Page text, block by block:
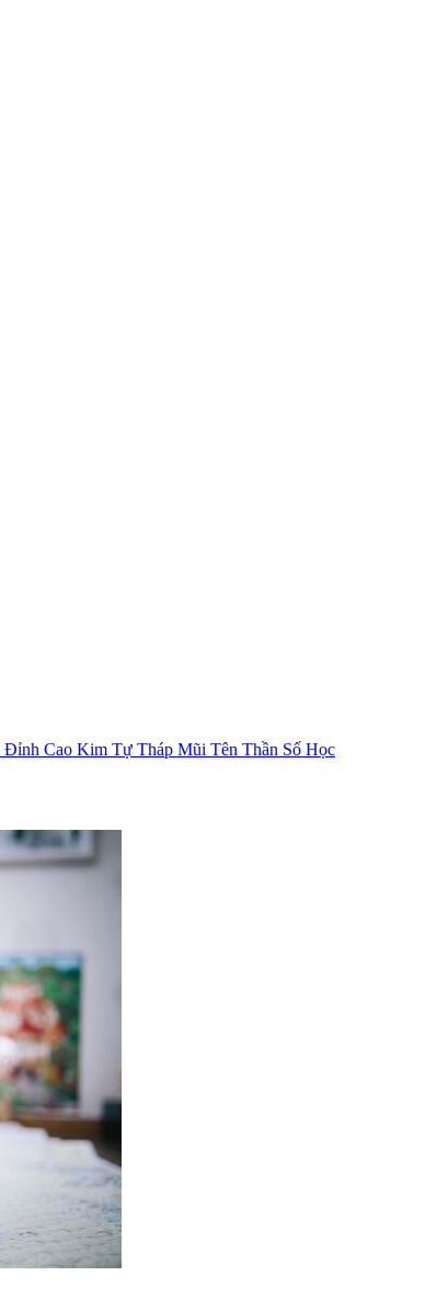
Đỉnh Cao Kim Tự Tháp Mũi Tên Thần Số Học